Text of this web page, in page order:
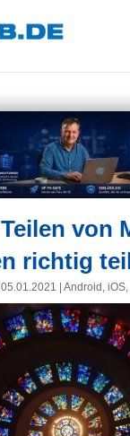
von
richtig
|05.01.2021 |Android ,iOS